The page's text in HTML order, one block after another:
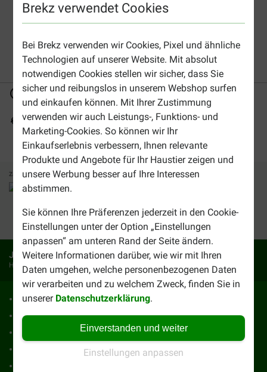
Brekz verwendet Cookies
Bei Brekz verwenden wir Cookies, Pixel und ähnliche
Technologien auf unserer Website. Mit absolut
notwendigen Cookies stellen wir sicher, dass Sie
sicher und reibungslos in unserem Webshop surfen
und einkaufen können. Mit Ihrer Zustimmung
verwenden wir auch Leistungs-, Funktions- und
Marketing-Cookies. So können wir Ihr
Einkaufserlebnis verbessern, Ihnen relevante
Produkte und Angebote für Ihr Haustier zeigen und
unsere Werbung besser auf Ihre Interessen
abstimmen.
Sie können Ihre Präferenzen jederzeit in den Cookie-
Einstellungen unter der Option „Einstellungen
anpassen“ am unteren Rand der Seite ändern.
Weitere Informationen darüber, wie wir mit Ihren
Daten umgehen, welche personenbezogenen Daten
wir verarbeiten und zu welchem Zweck, finden Sie in
unserer Datenschutzerklärung.
Einverstanden und weiter
Einstellungen anpassen
Erdnüsse
Streufutter und
Halter
und
Bis 30% günstiger Sicher bezahlen
Versandkostenfrei ab 49 €
Zahlungsmethoden Vertrauenswürdig
Bewertungen
Wir versenden mit
Ja, ich möchte die Vorteils-E-Mails erhalten
Holen Sie sich jede Woche die besten Deals
Kontakt
Nachbestellen
Lieferung & Versandkosten
AGB